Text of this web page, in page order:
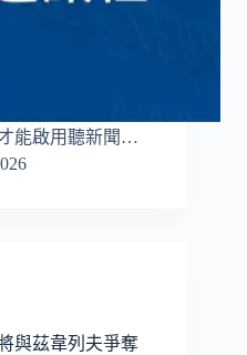
能啟用聽新聞…
與茲韋列夫爭奪